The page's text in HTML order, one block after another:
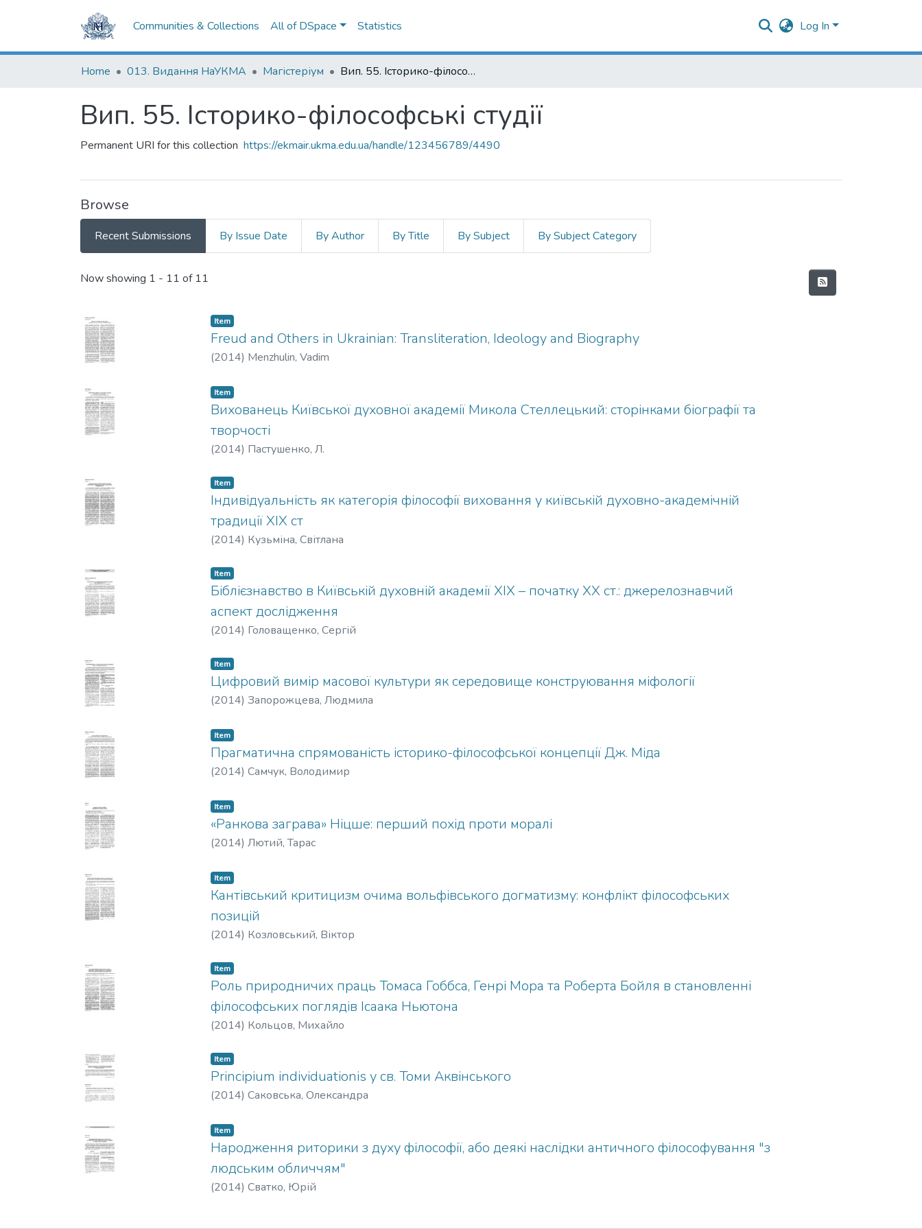
Communities & Collections All of DSpace Statistics Log In
Home 013. Видання НаУКМА Магістеріум Вип. 55. Історико-філософські студії
Вип. 55. Історико-філософські студії
Permanent URI for this collection https://ekmair.ukma.edu.ua/handle/123456789/4490
Browse
Recent Submissions By Issue Date By Author By Title By Subject By Subject Category
Recent Submissions
Now showing 1 - 11 of 11
Item
Freud and Others in Ukrainian: Transliteration, Ideology and Biography
(2014) Menzhulin, Vadim
Item
Вихованець Київської духовної академії Микола Стеллецький: сторінками біографії та
творчості
(2014) Пастушенко, Л.
Item
Індивідуальність як категорія філософії виховання у київській духовно-академічній
традиції ХІХ ст
(2014) Кузьміна, Світлана
Item
Біблієзнавство в Київській духовній академії ХІХ – початку ХХ ст.: джерелознавчий
аспект дослідження
(2014) Головащенко, Сергій
Item
Цифровий вимір масової культури як середовище конструювання міфології
(2014) Запорожцева, Людмила
Item
Прагматична спрямованість історико-філософської концепції Дж. Міда
(2014) Самчук, Володимир
Item
«Ранкова заграва» Ніцше: перший похід проти моралі
(2014) Лютий, Тарас
Item
Кантівський критицизм очима вольфівського догматизму: конфлікт філософських
позицій
(2014) Козловський, Віктор
Item
Роль природничих праць Томаса Гоббса, Генрі Мора та Роберта Бойля в становленні
філософських поглядів Ісаака Ньютона
(2014) Кольцов, Михайло
Item
Principium individuationis у св. Томи Аквінського
(2014) Саковська, Олександра
Item
Народження риторики з духу філософії, або деякі наслідки античного філософування "з
людським обличчям"
(2014) Сватко, Юрій